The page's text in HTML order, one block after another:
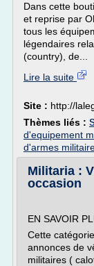
Dans cette
et reprise par
tous les
légendaires
(country), de...
Lire la suite
Site : http://
Thèmes liés :
d'equipement
d'armes
Militaria :
occasion
EN SAVOIR
Cette
annonces de
militaires (